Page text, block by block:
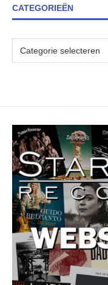
CATEGORIEËN